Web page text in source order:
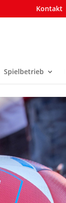
Kontakt
Spielbetrieb